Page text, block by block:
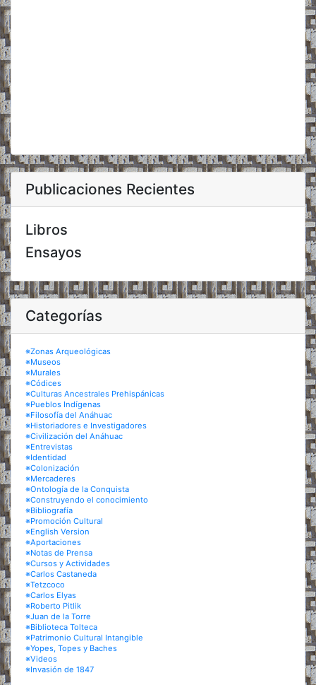
Publicaciones Recientes
Libros
Ensayos
Categorías
※Zonas Arqueológicas
※Museos
※Murales
※Códices
※Culturas Ancestrales Prehispánicas
※Pueblos Indígenas
※Filosofía del Anáhuac
※Historiadores e Investigadores
※Civilización del Anáhuac
※Entrevistas
※Identidad
※Colonización
※Mercaderes
※Ontología de la Conquista
※Construyendo el conocimiento
※Bibliografía
※Promoción Cultural
※English Version
※Aportaciones
※Notas de Prensa
※Cursos y Actividades
※Carlos Castaneda
※Tetzcoco
※Carlos Elyas
※Roberto Pitlik
※Juan de la Torre
※Biblioteca Tolteca
※Patrimonio Cultural Intangible
※Yopes, Topes y Baches
※Videos
※Invasión de 1847